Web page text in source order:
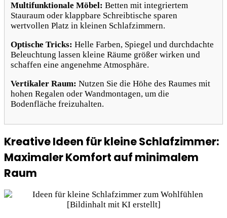
Multifunktionale Möbel: Betten mit integriertem
Stauraum oder klappbare Schreibtische sparen
wertvollen Platz in kleinen Schlafzimmern.
Optische Tricks: Helle Farben, Spiegel und durchdachte
Beleuchtung lassen kleine Räume größer wirken und
schaffen eine angenehme Atmosphäre.
Vertikaler Raum: Nutzen Sie die Höhe des Raumes mit
hohen Regalen oder Wandmontagen, um die
Bodenfläche freizuhalten.
Kreative Ideen für kleine Schlafzimmer:
Maximaler Komfort auf minimalem
Raum